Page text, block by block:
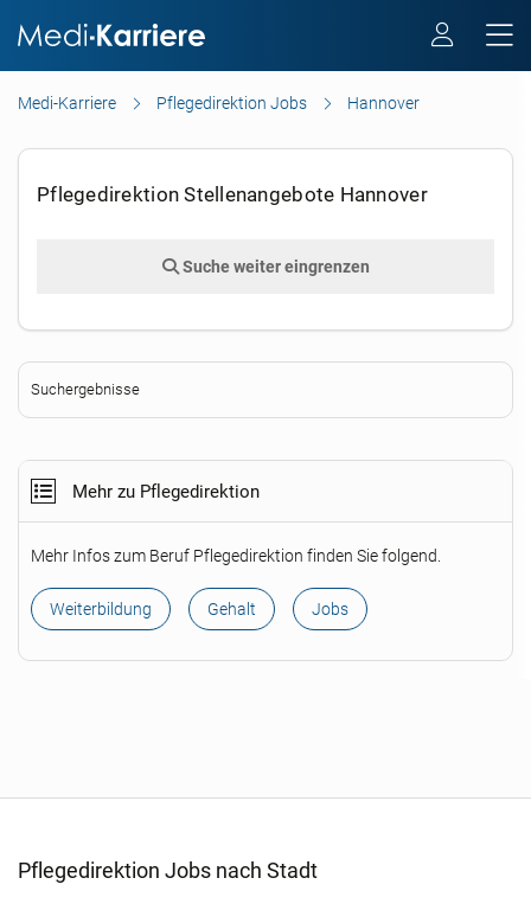
Medi-Karriere Pflegedirektion Jobs Hannover
Pflegedirektion Stellenangebote Hannover
Suche weiter eingrenzen
Suchergebnisse
Mehr zu Pflegedirektion
Mehr Infos zum Beruf Pflegedirektion finden Sie folgend.
Weiterbildung Gehalt Jobs
Pflegedirektion Jobs nach Stadt